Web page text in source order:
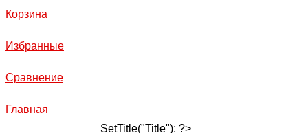
Корзина
Избранные
Сравнение
Главная
SetTitle("Title"); ?>